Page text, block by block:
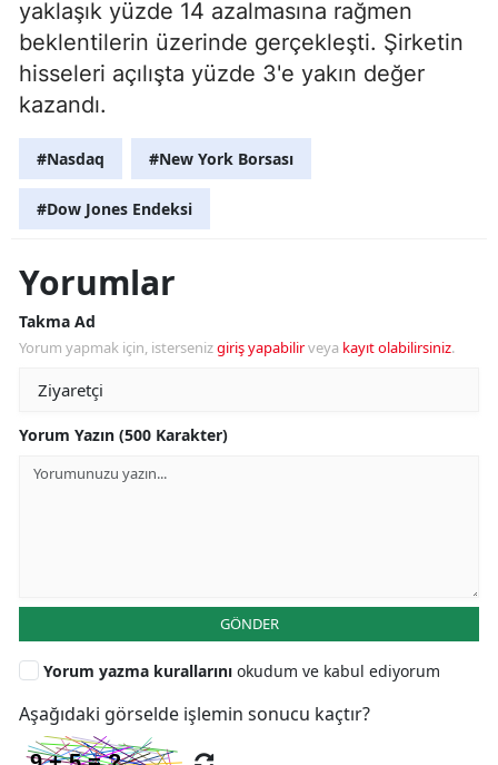
yaklaşık yüzde 14 azalmasına rağmen
beklentilerin üzerinde gerçekleşti. Şirketin
hisseleri açılışta yüzde 3'e yakın değer
kazandı.
#Nasdaq #New York Borsası
#Dow Jones Endeksi
Yorumlar
Takma Ad
Yorum yapmak için, istersenizgiriş yapabilirveya kayıt olabilirsiniz.
Yorum Yazın (500 Karakter)
GÖNDER
Yorum yazma kurallarını okudum ve kabul ediyorum
Aşağıdaki görselde işlemin sonucu kaçtır?